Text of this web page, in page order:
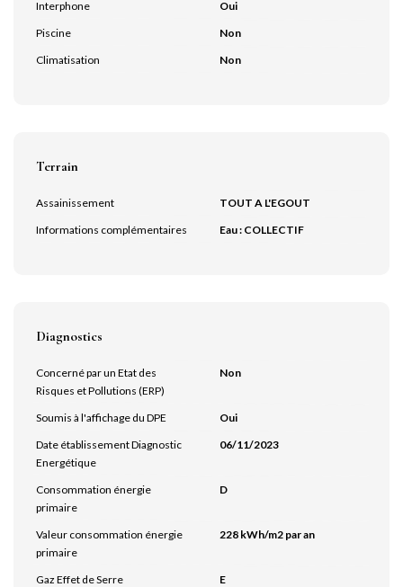
Interphone
Oui
Piscine
Non
Climatisation
Non
Terrain
Assainissement
TOUT A L'EGOUT
Informations complémentaires
Eau : COLLECTIF
Diagnostics
Concerné par un Etat des
Risques et Pollutions (ERP)
Non
Soumis à l'affichage du DPE
Oui
Date établissement Diagnostic
Energétique
06/11/2023
Consommation énergie
primaire
D
Valeur consommation énergie
primaire
228 kWh/m2 par an
Gaz Effet de Serre
E